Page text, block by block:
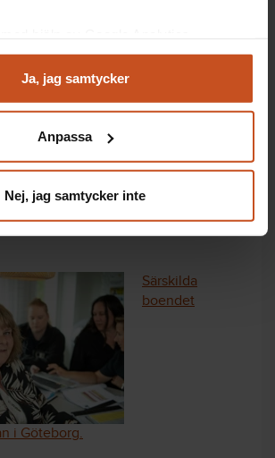
för att kunna visa riktad information
återta ditt godkännande genom att
Ja, jag samtycker
Anpassa
Nej, jag samtycker inte
i Nacka.
en tuff situation med hjälp av
Särskilda
boendet
i Göteborg.